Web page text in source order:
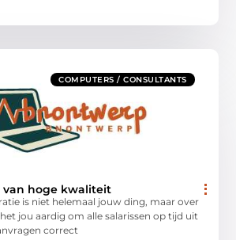
COMPUTERS / CONSULTANTS
van hoge kwaliteit
is niet helemaal jouw ding, maar over
jou aardig om alle salarissen op tijd uit
correct